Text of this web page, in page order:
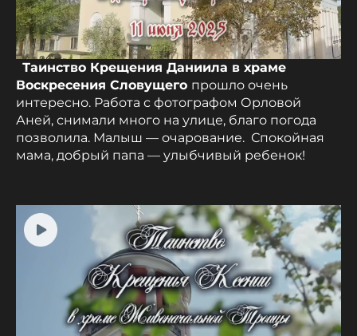
Таинство Крещения Даниила в храме
Воскресения Словущего прошло очень
интересно. Работа с фотографом Орловой
Аней, снимали много на улице, благо погода
позволила. Малыш — очарование. Спокойная
мама, добрый папа — улыбчивый ребенок!